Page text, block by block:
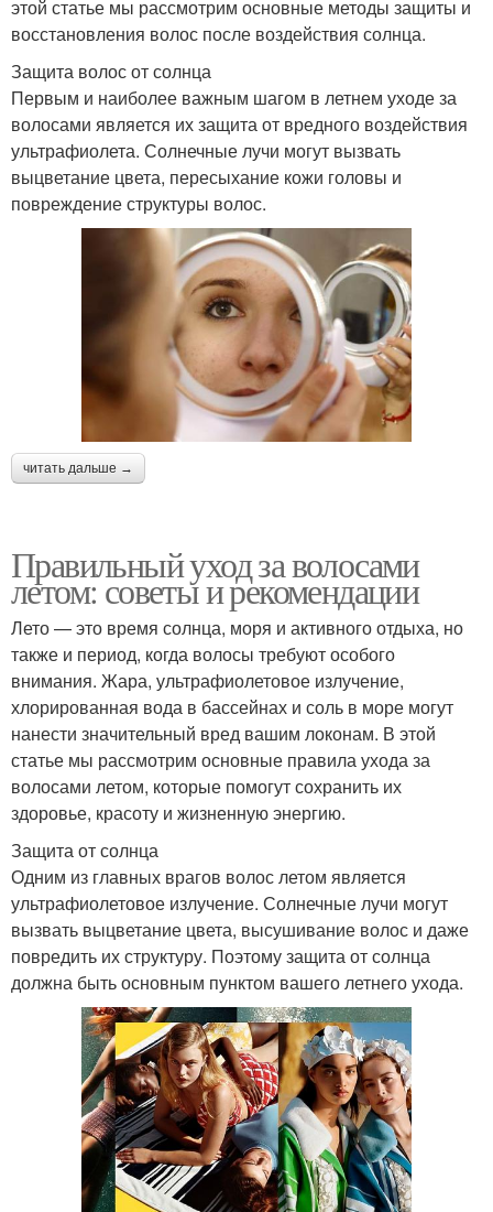
этой статье мы рассмотрим основные методы защиты и
восстановления волос после воздействия солнца.
Защита волос от солнца
Первым и наиболее важным шагом в летнем уходе за
волосами является их защита от вредного воздействия
ультрафиолета. Солнечные лучи могут вызвать
выцветание цвета, пересыхание кожи головы и
повреждение структуры волос.
читать дальше →
Правильный уход за волосами
летом: советы и рекомендации
Лето — это время солнца, моря и активного отдыха, но
также и период, когда волосы требуют особого
внимания. Жара, ультрафиолетовое излучение,
хлорированная вода в бассейнах и соль в море могут
нанести значительный вред вашим локонам. В этой
статье мы рассмотрим основные правила ухода за
волосами летом, которые помогут сохранить их
здоровье, красоту и жизненную энергию.
Защита от солнца
Одним из главных врагов волос летом является
ультрафиолетовое излучение. Солнечные лучи могут
вызвать выцветание цвета, высушивание волос и даже
повредить их структуру. Поэтому защита от солнца
должна быть основным пунктом вашего летнего ухода.